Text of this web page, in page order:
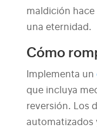
maldición hace
una eternidad.
Cómo
Implementa un
que incluya
reversión. Los
automatizados